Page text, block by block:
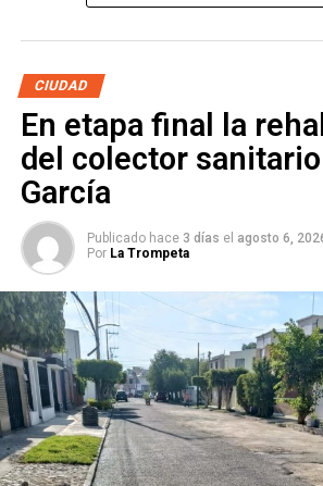
Estas revisiones tienen como objetivo
obras se ejecuten conforme a los
quelas redes de agua potable y
cumplan con los estándares de c
y que los puntos de conexión al
adecuados para garantizar un servicio
Durante las inspecciones pueden
preventivas y correctivas, para
de nuevos desarrollos a la
CIUDAD
En etapa final la
del colector
García
Publicado hace 3 días el agosto 6,
Por La Trompeta